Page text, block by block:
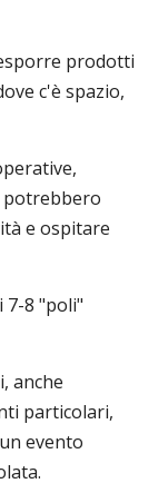
prodotti
c'è spazio,
potrebbero
e ospitare
7-8 "poli"
anche
particolari,
evento